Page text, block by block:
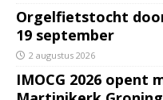
Orgelfietstocht
19 september
2 augustus 2026
IMOCG 2026 opent